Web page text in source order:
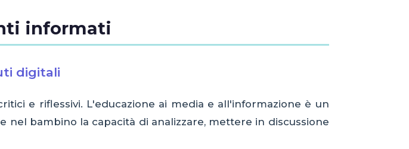
informati
digitali
e riflessivi. L'educazione ai media e all'informazione è un
bambino la capacità di analizzare, mettere in discussione